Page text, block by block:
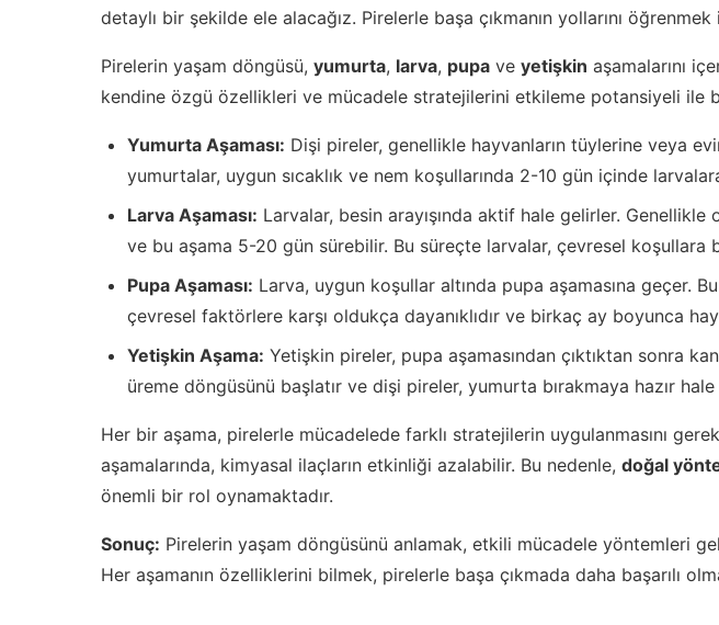
detaylı bir şekilde ele alacağız. Pirelerle başa çıkmanın yollarını
Pirelerin yaşam döngüsü, yumurta, larva, pupa ve yetişkin aşamalarını
kendine özgü özellikleri ve mücadele stratejilerini etkileme potansiyeli ile
Yumurta Aşaması: Dişi pireler, genellikle hayvanların tüylerine veya
yumurtalar, uygun sıcaklık ve nem koşullarında 2-10 gün içinde
Larva Aşaması: Larvalar, besin arayışında aktif hale gelirler.
ve bu aşama 5-20 gün sürebilir. Bu süreçte larvalar, çevresel koşullara
Pupa Aşaması: Larva, uygun koşullar altında pupa aşamasına geçer.
çevresel faktörlere karşı oldukça dayanıklıdır ve birkaç ay boyunca
Yetişkin Aşama: Yetişkin pireler, pupa aşamasından çıktıktan sonra
üreme döngüsünü başlatır ve dişi pireler, yumurta bırakmaya hazır hale
Her bir aşama, pirelerle mücadelede farklı stratejilerin uygulanmasını
aşamalarında, kimyasal ilaçların etkinliği azalabilir. Bu nedenle, doğal
önemli bir rol oynamaktadır.
Sonuç: Pirelerin yaşam döngüsünü anlamak, etkili mücadele yöntemleri
Her aşamanın özelliklerini bilmek, pirelerle başa çıkmada daha başarılı